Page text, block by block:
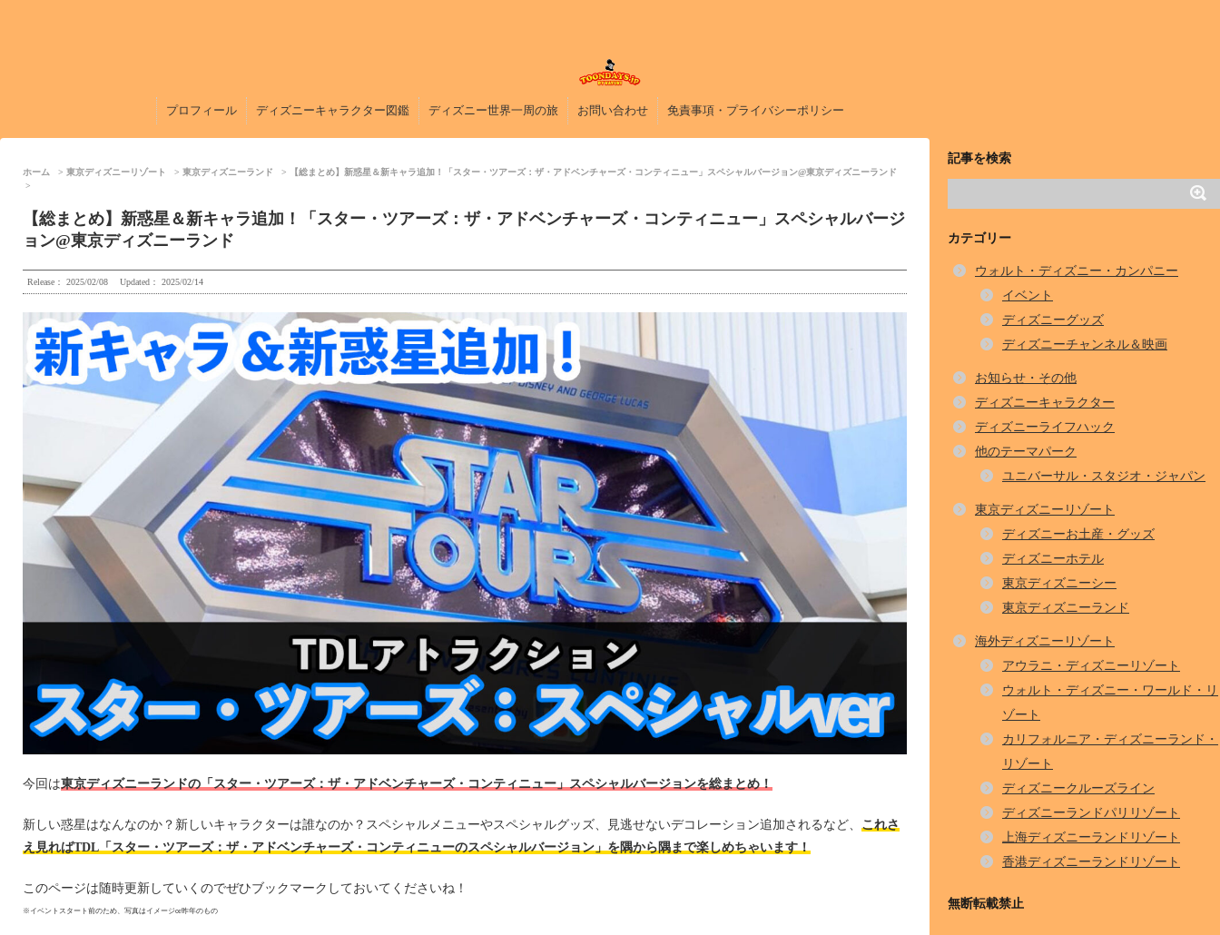
プロフィール ディズニーキャラクター図鑑 ディズニー世界一周の旅 お問い合わせ 免責事項・プライバシーポリシー
ホーム 東京ディズニーリゾート 東京ディズニーランド 【総まとめ】新惑星＆新キャラ追加！「スター・ツアーズ：ザ・アドベンチャーズ・コンティニュー」スペシャルバージョン@東京ディズニーランド
【総まとめ】新惑星＆新キャラ追加！「スター・ツアーズ：ザ・アドベンチャーズ・コンティニュー」スペシャルバージ
ョン@東京ディズニーランド
Release： 2025/02/08 Updated： 2025/02/14
今回は東京ディズニーランドの「スター・ツアーズ：ザ・アドベンチャーズ・コンティニュー」スペシャルバージョンを総まとめ！
新しい惑星はなんなのか？新しいキャラクターは誰なのか？スペシャルメニューやスペシャルグッズ、見逃せないデコレーション追加されるなど、 これさ
え見ればTDL「スター・ツアーズ：ザ・アドベンチャーズ・コンティニューのスペシャルバージョン」を隅から隅まで楽しめちゃいます！
このページは随時更新していくのでぜひブックマークしておいてくださいね！
※イベントスタート前のため、写真はイメージor昨年のもの
記事を検索
カテゴリー
ウォルト・ディズニー・カンパニー
イベント
ディズニーグッズ
ディズニーチャンネル＆映画
お知らせ・その他
ディズニーキャラクター
ディズニーライフハック
他のテーマパーク
ユニバーサル・スタジオ・ジャパン
東京ディズニーリゾート
ディズニーお土産・グッズ
ディズニーホテル
東京ディズニーシー
東京ディズニーランド
海外ディズニーリゾート
アウラニ・ディズニーリゾート
ウォルト・ディズニー・ワールド・リ
ゾート
カリフォルニア・ディズニーランド・
リゾート
ディズニークルーズライン
ディズニーランドパリリゾート
上海ディズニーランドリゾート
香港ディズニーランドリゾート
無断転載禁止